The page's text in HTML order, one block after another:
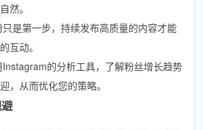
然。
只是第一步，持续发布高质量的内容才能
互动。
Instagram的分析工具，了解粉丝增长趋势
，从而优化您的策略。